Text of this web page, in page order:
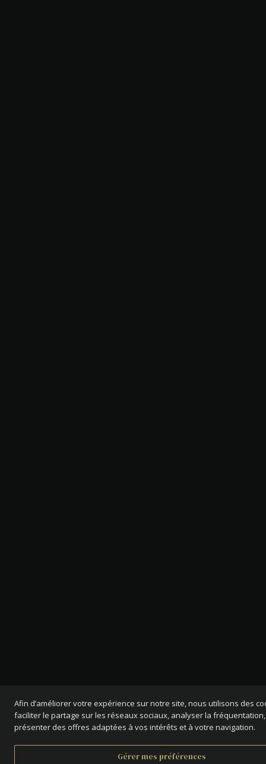
Afin d’améliorer votre expérience sur notre site, nous utilisons des
faciliter le partage sur les réseaux sociaux, analyser la
présenter des offres adaptées à vos intérêts et à votre navigation.
Gérer mes préférences